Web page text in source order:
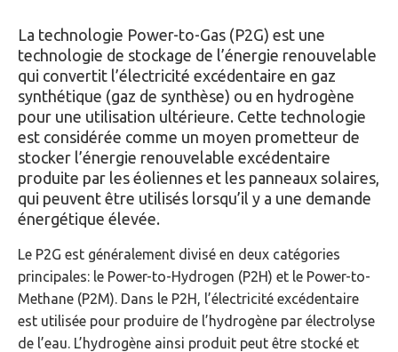
La technologie Power-to-Gas (P2G) est une
technologie de stockage de l’énergie renouvelable
qui convertit l’électricité excédentaire en gaz
synthétique (gaz de synthèse) ou en hydrogène
pour une utilisation ultérieure. Cette technologie
est considérée comme un moyen prometteur de
stocker l’énergie renouvelable excédentaire
produite par les éoliennes et les panneaux solaires,
qui peuvent être utilisés lorsqu’il y a une demande
énergétique élevée.
Le P2G est généralement divisé en deux catégories
principales: le Power-to-Hydrogen (P2H) et le Power-to-
Methane (P2M). Dans le P2H, l’électricité excédentaire
est utilisée pour produire de l’hydrogène par électrolyse
de l’eau. L’hydrogène ainsi produit peut être stocké et